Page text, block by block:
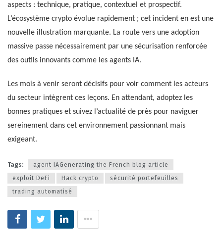
aspects : technique, pratique, contextuel et prospectif.
L’écosystème crypto évolue rapidement ; cet incident en est une
nouvelle illustration marquante. La route vers une adoption
massive passe nécessairement par une sécurisation renforcée
des outils innovants comme les agents IA.
Les mois à venir seront décisifs pour voir comment les acteurs
du secteur intègrent ces leçons. En attendant, adoptez les
bonnes pratiques et suivez l’actualité de près pour naviguer
sereinement dans cet environnement passionnant mais
exigeant.
Tags:
agent IAGenerating the French blog article
exploit DeFi
Hack crypto
sécurité portefeuilles
trading automatisé